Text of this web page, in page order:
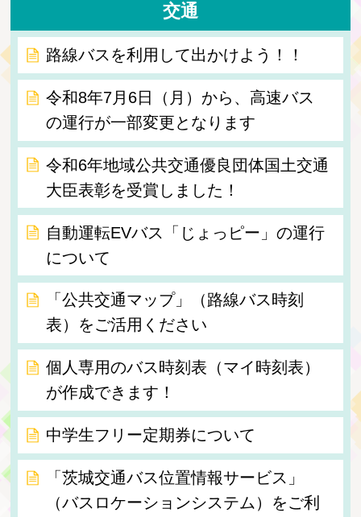
交通
路線バスを利用して出かけよう！！
令和8年7月6日（月）から、高速バス
の運行が一部変更となります
令和6年地域公共交通優良団体国土交通
大臣表彰を受賞しました！
自動運転EVバス「じょっピー」の運行
について
「公共交通マップ」（路線バス時刻
表）をご活用ください
個人専用のバス時刻表（マイ時刻表）
が作成できます！
中学生フリー定期券について
「茨城交通バス位置情報サービス」
（バスロケーションシステム）をご利